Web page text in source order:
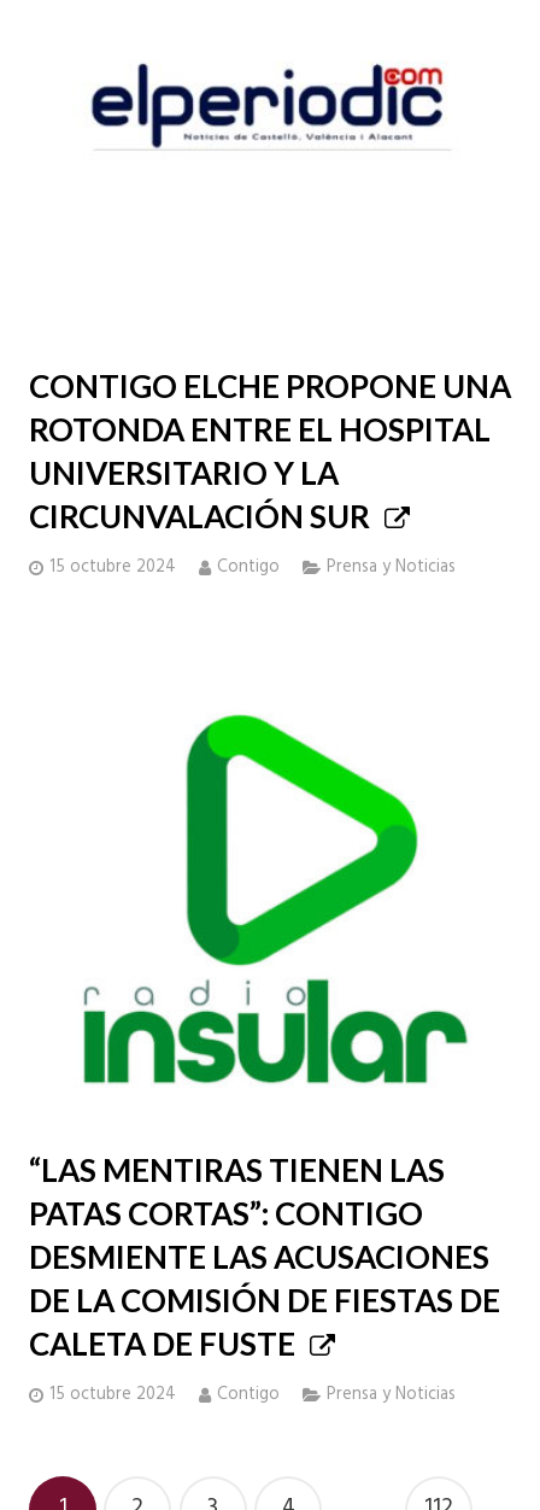
CONTIGO ELCHE PROPONE UNA
ROTONDA ENTRE EL HOSPITAL
UNIVERSITARIO Y LA
CIRCUNVALACIÓN SUR
15 octubre 2024 Contigo Prensa y Noticias
“LAS MENTIRAS TIENEN LAS
PATAS CORTAS”: CONTIGO
DESMIENTE LAS ACUSACIONES
DE LA COMISIÓN DE FIESTAS DE
CALETA DE FUSTE
15 octubre 2024 Contigo Prensa y Noticias